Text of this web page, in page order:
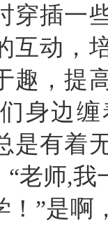
穿插一
互动，
趣，提
身边
是有着
老师,
！”是啊